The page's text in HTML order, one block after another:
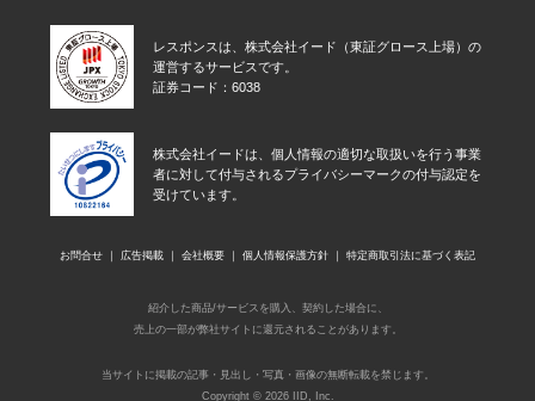
レスポンスは、株式会社イード（東証グロース上場）の
運営するサービスです。
証券コード：6038
株式会社イードは、個人情報の適切な取扱いを行う事業
者に対して付与されるプライバシーマークの付与認定を
受けています。
お問合せ 広告掲載 会社概要 個人情報保護方針 特定商取引法に基づく表記
紹介した商品/サービスを購入、契約した場合に、
売上の一部が弊社サイトに還元されることがあります。
当サイトに掲載の記事・見出し・写真・画像の無断転載を禁じます。
Copyright © 2026 IID, Inc.